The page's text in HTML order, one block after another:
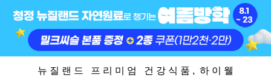
뉴 질 랜 드 프 리 미 엄 건 강 식 품 , 하 이 웰